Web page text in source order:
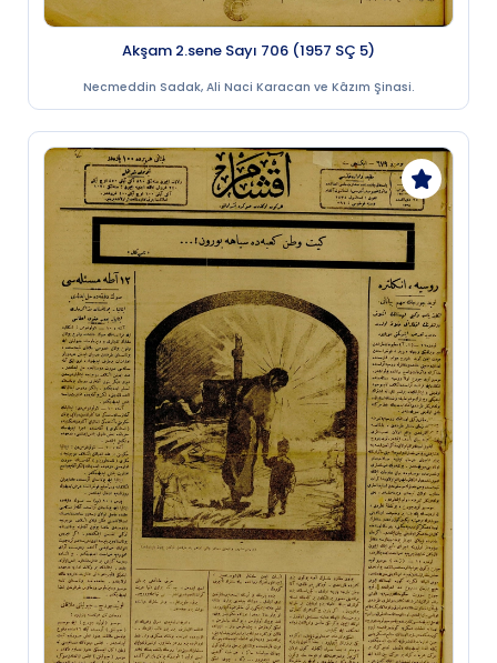
Akşam 2.sene Sayı 706 (1957 SÇ 5)
Necmeddin Sadak, Ali Naci Karacan ve Kâzım Şinasi.